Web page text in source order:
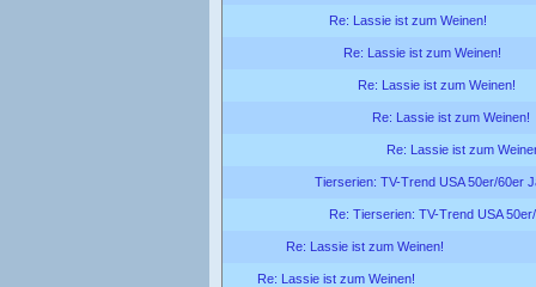
Re: Lassie ist zum Weinen!
Re: Lassie ist zum Weinen!
Re: Lassie ist zum Weinen!
Re: Lassie ist zum Weinen!
Re: Lassie ist zum
Tierserien: TV-Trend USA 50er/60er
Re: Tierserien: TV-Trend USA
Re: Lassie ist zum Weinen!
Re: Lassie ist zum Weinen!